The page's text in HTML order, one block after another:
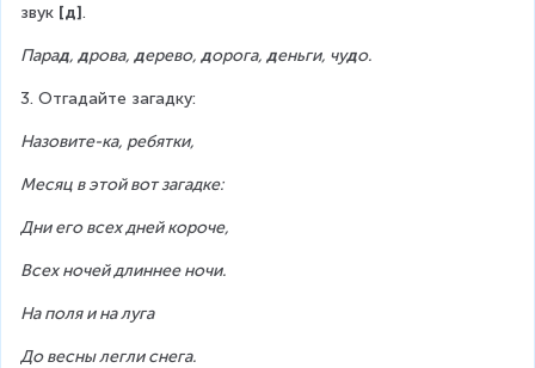
звук [д].
Парад, дрова, дерево, дорога, деньги, чудо.
3. Отгадайте загадку:
Назовите-ка, ребятки,
Месяц в этой вот загадке:
Дни его всех дней короче,
Всех ночей длиннее ночи.
На поля и на луга
До весны легли снега.